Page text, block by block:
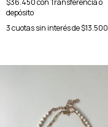
depósito
3cuotas sin interés de$13.500